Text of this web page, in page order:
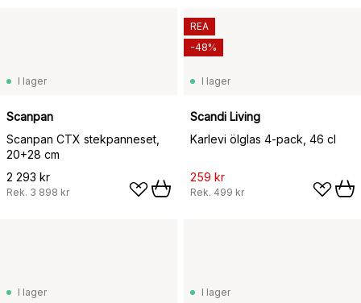
I lager
Scanpan
Scanpan CTX stekpanneset,
20+28 cm
2 293 kr
Rek. 3 898 kr
I lager
Scandi Living
Karlevi ölglas 4-pack, 46 cl
259 kr
Rek. 499 kr
REA
-48%
I lager I lager